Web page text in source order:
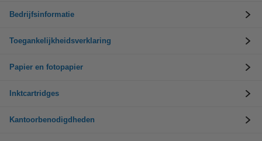
Bedrijfsinformatie
Toegankelijkheidsverklaring
Papier en fotopapier
Inktcartridges
Kantoorbenodigdheden